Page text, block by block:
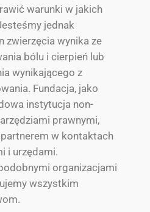
warunki w jakich
jednak
zwierzęcia wynika ze
bólu i cierpień lub
wynikającego z
Fundacja, jako
instytucja non-
prawnymi,
w kontaktach
i urzędami.
organizacjami
wszystkim